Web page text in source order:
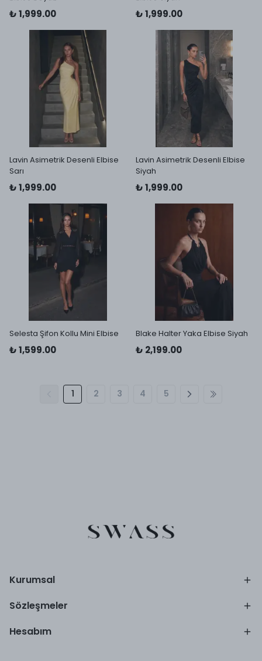
₺ 1,999.00 ₺ 1,999.00
Lavin Asimetrik Desenli Elbise
Sarı
₺ 1,999.00
Lavin Asimetrik Desenli Elbise
Siyah
₺ 1,999.00
Selesta Şifon Kollu Mini Elbise
₺ 1,599.00
Blake Halter Yaka Elbise Siyah
₺ 2,199.00
1 2 3 4 5
Kurumsal
Sözleşmeler
Hesabım